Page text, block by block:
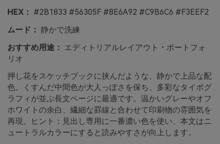
HEX： #2B1833 #56305F #8E6A92 #C9B6C6 #F3EEF2
ムード： 静かで洗練
おすすめ用途： エディトリアルレイアウト・ポートフォ
リオ
押し花をスケッチブックに挟んだような、静かで上品な配
色。くすんだ中間色が大人っぽさを保ち、多彩なタイポグ
ラフィが並ぶ長文ページに最適です。温かいグレーやオフ
ホワイトの余白、繊細な罫線と合わせて印刷物の雰囲気を
再現。ヒント：見出し専用に一番濃い色を使い、本文はニ
ュートラルカラーにすると読みやすさが向上します。